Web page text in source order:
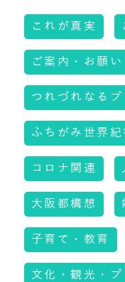
これが真実
ご案内・お願い
つれづれなるブ
ふちがみ世界紀
コロナ関連
大阪都構想
子育て・教育
文化・観光・